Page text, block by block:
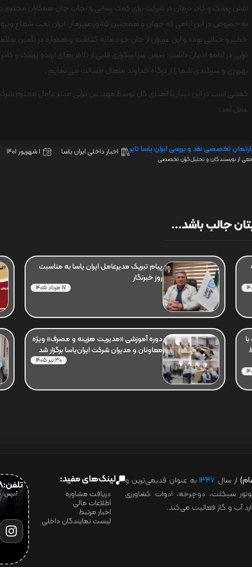
نقش پزشک و کادر درمان در شرکت برای کمک رسانی و نجات جان همکاران محترم
به خصوص در این ایامی که جهان و همچنین کشور عزیزمان ایران تحت شعاع
خطیر و حیاتی بوده و این عزیزان از جان خود مایه گذاشته و همواره در تأمین
ترابی در ادامه اذعان داشت: ضمن سپاسگزاری قلبی از تلاش‌های ارزنده پزشک و
بهروزی و سربلندی شما را از درگاه خداوند متعال مسالت می نمایم .
گفتنی است در این دیدار با اهدای گل توسط مهندس ترابی مدیر عامل محترم
عمل آمد.
تخصصی نقد و بررسی ایران یاسا تایر
از نویسندگان و تحلیل‌گران تخصصی
اخبار داخلی ایران یاسا 1 شهریور 1401
جالب باشد...
پیام تبریک مدیرعامل ایران یاسا به مناسبت
روز خبرنگار
17 مرداد 1405
دوره آموزشی «مدیریت هزینه و مصرف» ویژه
معاونان و مدیران شرکت ایران‌یاسا برگزار شد
30 تیر 1405
از سال ۱۳۴۷ به عنوان قدیمی‌ترین و
سیکلت، دوچرخه، ادوات کشاورزی
آب و گاز فعالیت می‌کند.
لینک‌های مفید:
دریافت مشاوره
اطلاعات مالی
اخبار مرتبط
لیست نمایندگان داخلی
تلفن:65607028(021)